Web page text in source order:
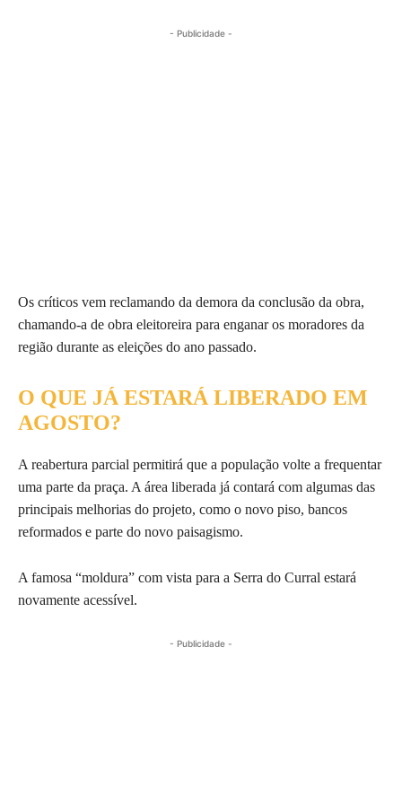
- Publicidade -
Os críticos vem reclamando da demora da conclusão da obra,
chamando-a de obra eleitoreira para enganar os moradores da
região durante as eleições do ano passado.
O QUE JÁ ESTARÁ LIBERADO EM
AGOSTO?
A reabertura parcial permitirá que a população volte a frequentar
uma parte da praça. A área liberada já contará com algumas das
principais melhorias do projeto, como o novo piso, bancos
reformados e parte do novo paisagismo.
A famosa “moldura” com vista para a Serra do Curral estará
novamente acessível.
- Publicidade -